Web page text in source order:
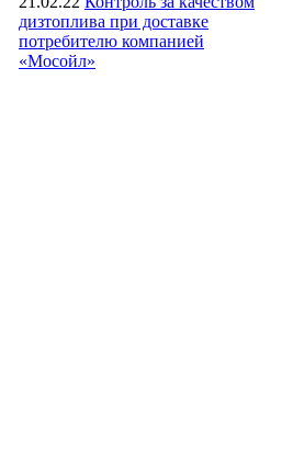
дизтоплива при доставке
потребителю компанией
«Мосойл»